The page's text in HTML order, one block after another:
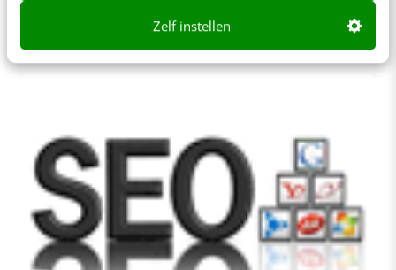
Zelf instellen
clubje tieners dat de…
Dirkjan Vis